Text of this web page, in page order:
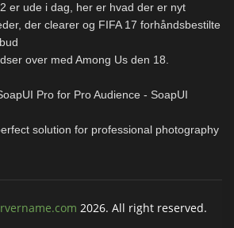
er ude i dag, her er hvad der er nyt
der clearer og FIFA 17 forhåndsbestilte
over med Among Us den 18.
Pro for Pro Audience - SoapUI
solution for professional photography
2026. All right reserved.